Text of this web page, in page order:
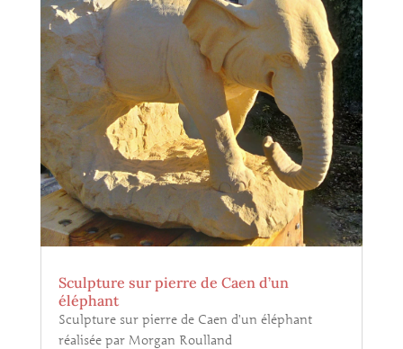
Sculpture sur pierre de Caen d’un
éléphant
Sculpture sur pierre de Caen d’un éléphant
réalisée par Morgan Roulland